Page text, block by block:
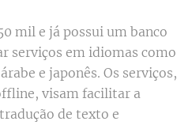
mil e já possui um banco
serviços em idiomas como
e japonês. Os serviços,
visam facilitar a
de texto e